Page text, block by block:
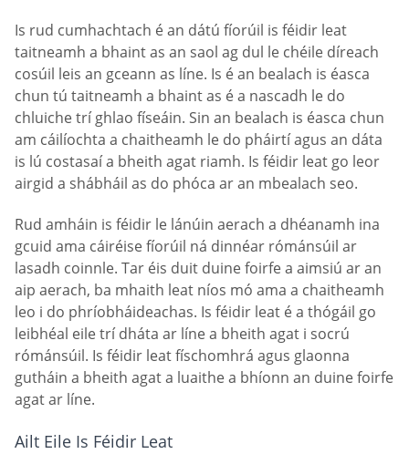
Is rud cumhachtach é an dátú fíorúil is féidir leat
taitneamh a bhaint as an saol ag dul le chéile díreach
cosúil leis an gceann as líne. Is é an bealach is éasca
chun tú taitneamh a bhaint as é a nascadh le do
chluiche trí ghlao físeáin. Sin an bealach is éasca chun
am cáilíochta a chaitheamh le do pháirtí agus an dáta
is lú costasaí a bheith agat riamh. Is féidir leat go leor
airgid a shábháil as do phóca ar an mbealach seo.
Rud amháin is féidir le lánúin aerach a dhéanamh ina
gcuid ama cáiréise fíorúil ná dinnéar rómánsúil ar
lasadh coinnle. Tar éis duit duine foirfe a aimsiú ar an
aip aerach, ba mhaith leat níos mó ama a chaitheamh
leo i do phríobháideachas. Is féidir leat é a thógáil go
leibhéal eile trí dháta ar líne a bheith agat i socrú
rómánsúil. Is féidir leat físchomhrá agus glaonna
gutháin a bheith agat a luaithe a bhíonn an duine foirfe
agat ar líne.
Ailt Eile Is Féidir Leat